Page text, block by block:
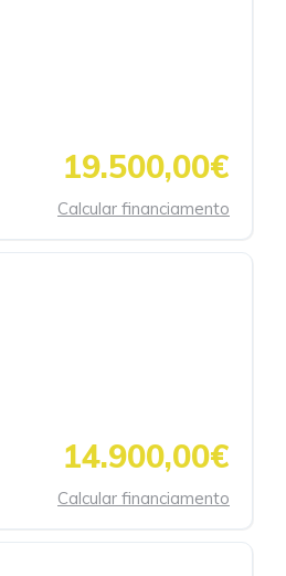
19.500,00€
Calcular financiamento
14.900,00€
Calcular financiamento